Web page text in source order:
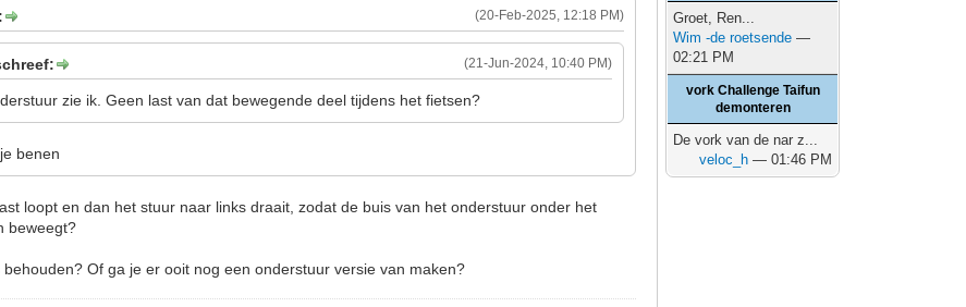
(20-Feb-2025, 12:18 PM)
(21-Jun-2024, 10:40 PM)
zie ik. Geen last van dat bewegende deel tijdens het fietsen?
benen
loopt en dan het stuur naar links draait, zodat de buis van het onderstuur onder het
beweegt?
Of ga je er ooit nog een onderstuur versie van maken?
Groet, Ren...
Wim -de roetsende —
02:21 PM
vork Challenge Taifun
demonteren
De vork van de nar z...
veloc_h — 01:46 PM